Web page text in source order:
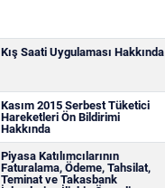
Kış Saati Uygulaması Hakkında
Kasım 2015 Serbest Tüketici
Hareketleri Ön Bildirimi
Hakkında
Piyasa Katılımcılarının
Faturalama, Ödeme, Tahsilat,
Teminat ve Takasbank